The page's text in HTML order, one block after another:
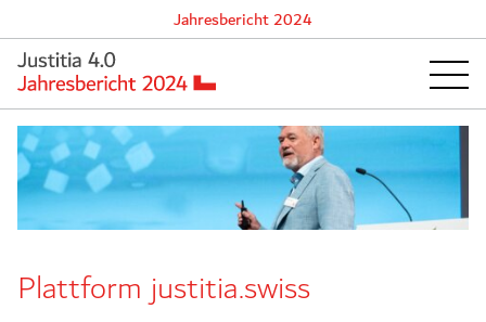
Jahresbericht 2024
Plattform justitia.swiss